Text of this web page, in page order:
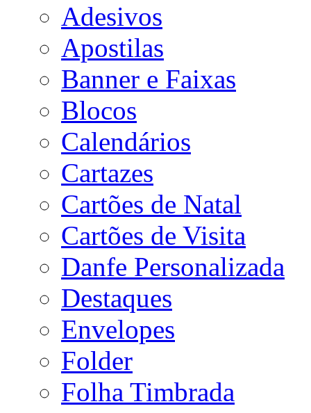
Adesivos
Apostilas
Banner e Faixas
Blocos
Calendários
Cartazes
Cartões de Natal
Cartões de Visita
Danfe Personalizada
Destaques
Envelopes
Folder
Folha Timbrada